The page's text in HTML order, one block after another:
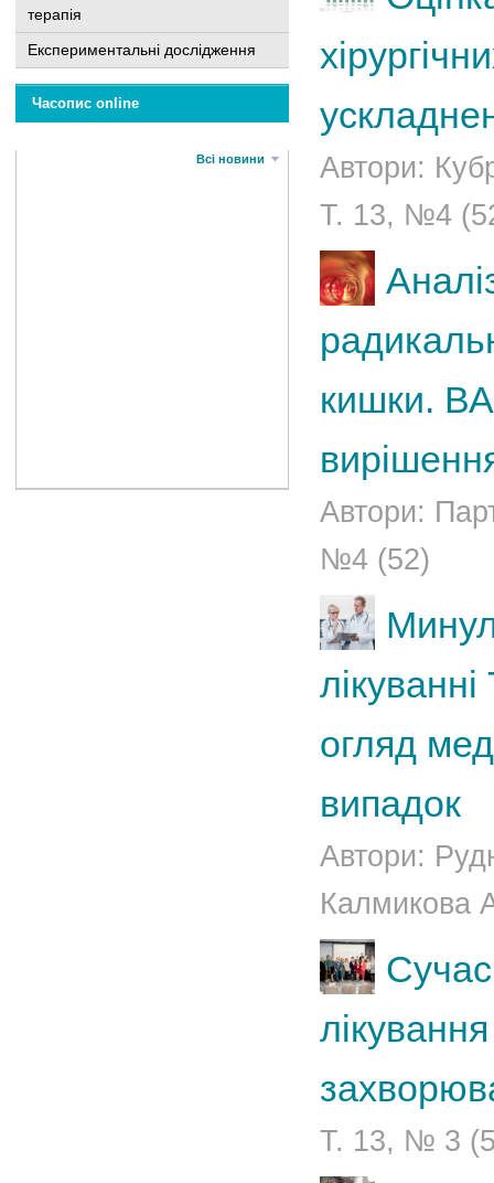
терапія
Експериментальні дослідження
Часопис online
Всі новини
Автори:
Т. 13, №4
кишки.
Автори:
№4 (52)
огляд
випадок
Автори:
Калмикова
Т. 13, № 3